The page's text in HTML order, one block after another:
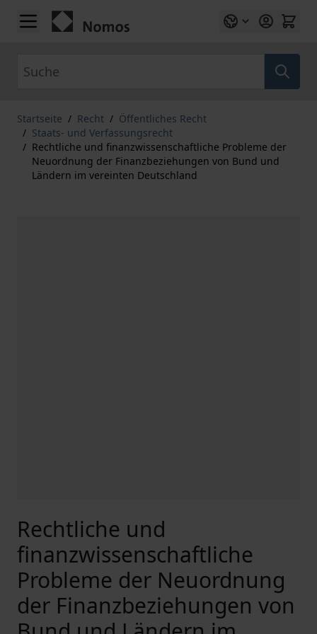
Zum Inhalt springen
Startseite / Recht / Öffentliches Recht
/ Staats- und Verfassungsrecht
/ Rechtliche und finanzwissenschaftliche Probleme der
Neuordnung der Finanzbeziehungen von Bund und
Ländern im vereinten Deutschland
Rechtliche und
finanzwissenschaftliche
Probleme der Neuordnung
der Finanzbeziehungen von